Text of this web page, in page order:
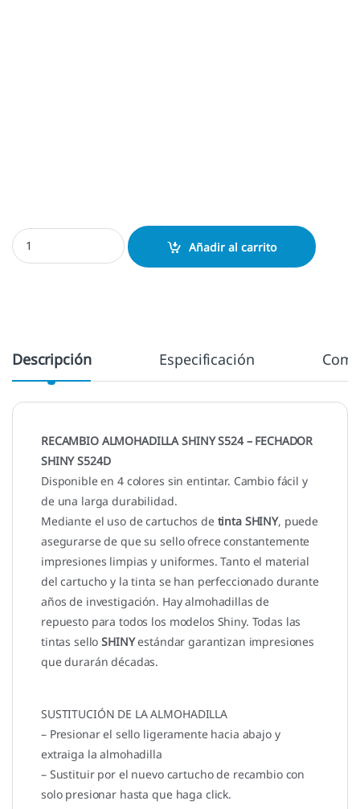
Almohadilla Shiny S524 - S524D cantidad
Añadir al carrito
Descripción Especificación
RECAMBIO ALMOHADILLA SHINY S524 – FECHADOR
SHINY S524D
Disponible en 4 colores sin entintar. Cambio fácil y
de una larga durabilidad.
Mediante el uso de cartuchos de tinta SHINY, puede
asegurarse de que su sello ofrece constantemente
impresiones limpias y uniformes. Tanto el material
del cartucho y la tinta se han perfeccionado durante
años de investigación. Hay almohadillas de
repuesto para todos los modelos Shiny. Todas las
tintas selloSHINYestándar garantizan impresiones
que durarán décadas.
SUSTITUCIÓN DE LA ALMOHADILLA
– Presionar el sello ligeramente hacia abajo y
extraiga la almohadilla
– Sustituir por el nuevo cartucho de recambio con
solo presionar hasta que haga click.